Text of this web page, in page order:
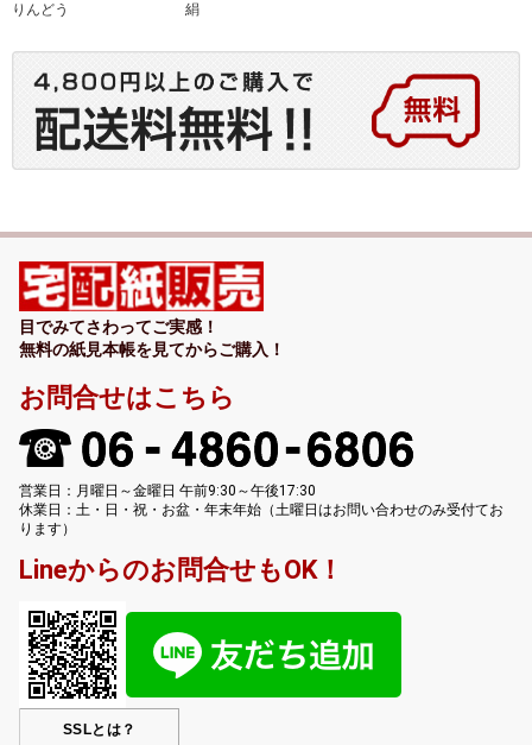
りんどう 絹
目でみてさわってご実感！
無料の紙見本帳を見てからご購入！
お問合せはこちら
営業日：月曜日～金曜日 午前9:30～午後17:30
休業日：土・日・祝・お盆・年末年始（土曜日はお問い合わせのみ受付てお
ります）
Lineからのお問合せもOK！
SSLとは？